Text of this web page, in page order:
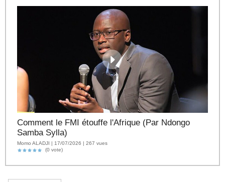
Comment le FMI étouffe l'Afrique (Par Ndongo
Samba Sylla)
Momo ALADJI | 17/07/2026 | 267 vues
(0 vote)